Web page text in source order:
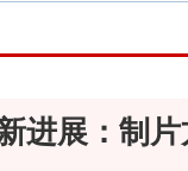
进展：制